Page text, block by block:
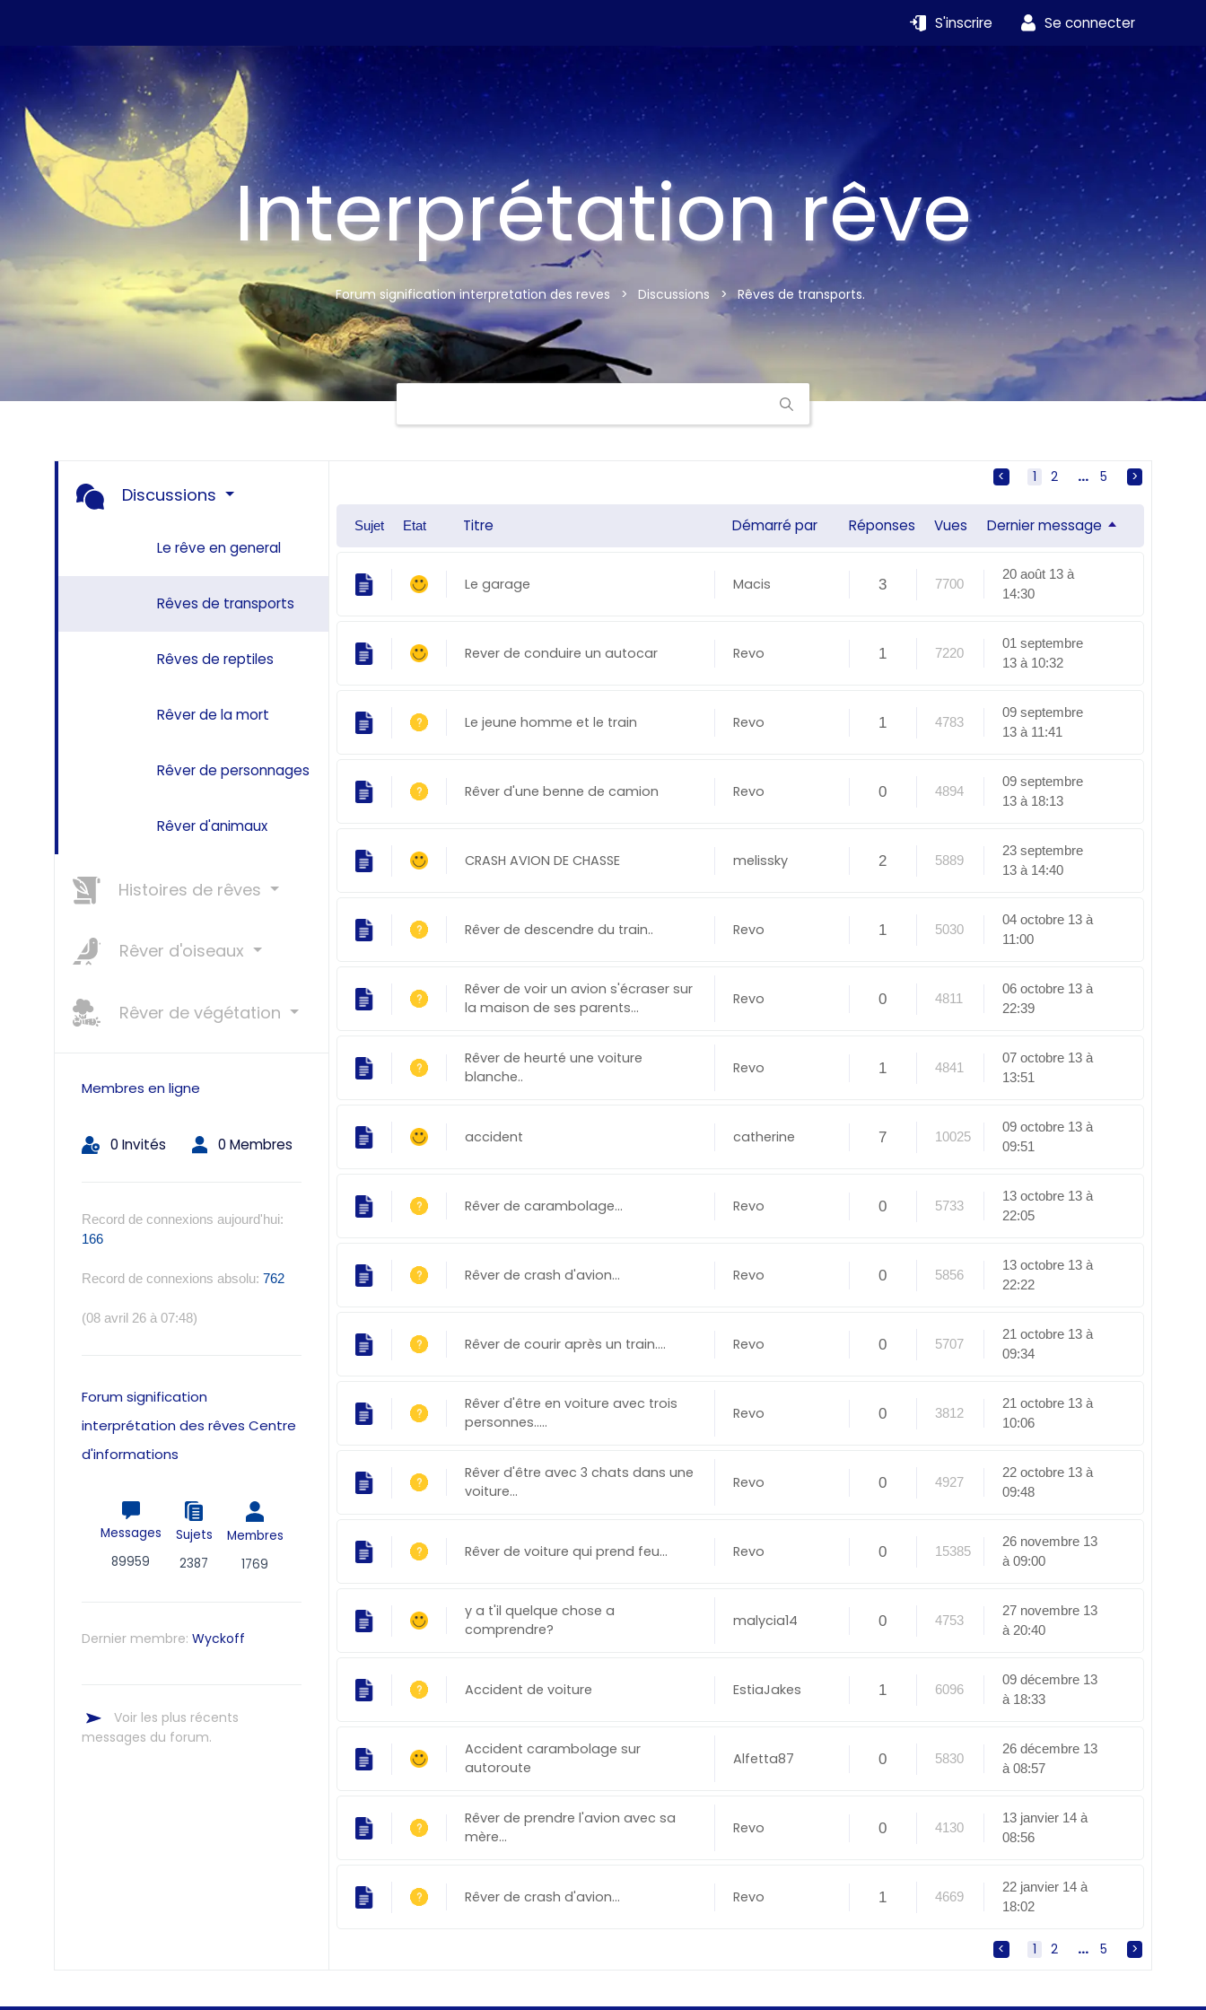
S'inscrire Se connecter
Interprétation rêve
Forum signification interpretation des reves > Discussions > Rêves de transports.
Discussions
Le rêve en general
Rêves de transports
Rêves de reptiles
Rêver de la mort
Rêver de personnages
Rêver d'animaux
Histoires de rêves
Rêver d'oiseaux
Rêver de végétation
Membres en ligne
0 Invités 0 Membres
Record de connexions aujourd'hui:
166
Record de connexions absolu: 762
(08 avril 26 à 07:48)
Forum signification
interprétation des rêves Centre
d'informations
Messages
89959
Sujets
2387
Membres
1769
Dernier membre: Wyckoff
Voir les plus récents
messages du forum.
< 1 2 ... 5 >
Sujet Etat Titre Démarré par Réponses Vues Dernier message
Le garage Macis 3 7700
20 août 13 à
14:30
Rever de conduire un autocar Revo 1 7220
01 septembre
13 à 10:32
Le jeune homme et le train Revo 1 4783
09 septembre
13 à 11:41
Rêver d'une benne de camion Revo 0 4894
09 septembre
13 à 18:13
CRASH AVION DE CHASSE melissky 2 5889
23 septembre
13 à 14:40
Rêver de descendre du train.. Revo 1 5030
04 octobre 13 à
11:00
Rêver de voir un avion s'écraser sur
la maison de ses parents...
Revo 0 4811
06 octobre 13 à
22:39
Rêver de heurté une voiture
blanche..
Revo 1 4841
07 octobre 13 à
13:51
accident catherine 7 10025
09 octobre 13 à
09:51
Rêver de carambolage... Revo 0 5733
13 octobre 13 à
22:05
Rêver de crash d'avion... Revo 0 5856
13 octobre 13 à
22:22
Rêver de courir après un train.... Revo 0 5707
21 octobre 13 à
09:34
Rêver d'être en voiture avec trois
personnes.....
Revo 0 3812
21 octobre 13 à
10:06
Rêver d'être avec 3 chats dans une
voiture...
Revo 0 4927
22 octobre 13 à
09:48
Rêver de voiture qui prend feu... Revo 0 15385
26 novembre 13
à 09:00
y a t'il quelque chose a
comprendre?
malycia14 0 4753
27 novembre 13
à 20:40
Accident de voiture EstiaJakes 1 6096
09 décembre 13
à 18:33
Accident carambolage sur
autoroute
Alfetta87 0 5830
26 décembre 13
à 08:57
Rêver de prendre l'avion avec sa
mère...
Revo 0 4130
13 janvier 14 à
08:56
Rêver de crash d'avion... Revo 1 4669
22 janvier 14 à
18:02
< 1 2 ... 5 >